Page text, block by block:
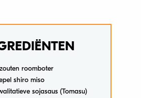
roomboter
shiro miso
sojasaus (Tomasu)